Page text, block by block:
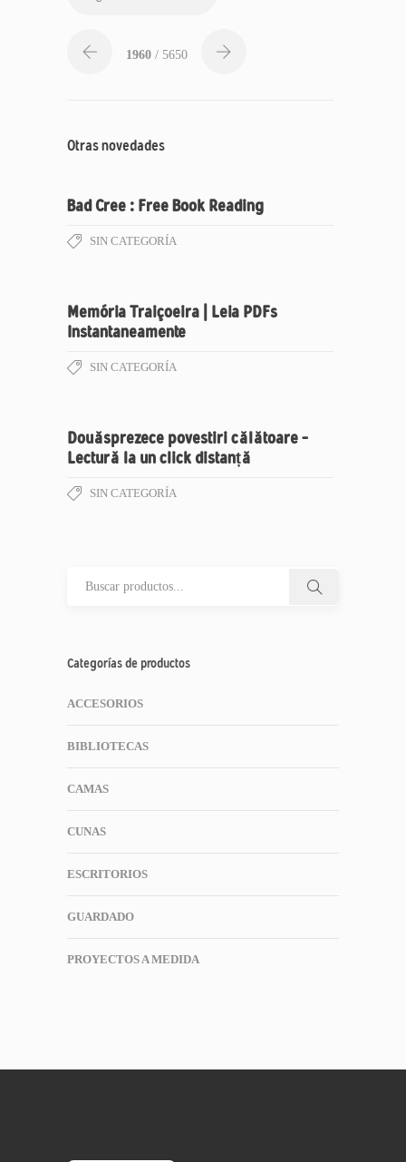
1960 / 5650
Otras novedades
Bad Cree : Free Book Reading
SIN CATEGORÍA
Memória Traiçoeira | Leia PDFs
Instantaneamente
SIN CATEGORÍA
Douăsprezece povestiri călătoare –
Lectură la un click distanță
SIN CATEGORÍA
Categorías de productos
ACCESORIOS
BIBLIOTECAS
CAMAS
CUNAS
ESCRITORIOS
GUARDADO
PROYECTOS A MEDIDA